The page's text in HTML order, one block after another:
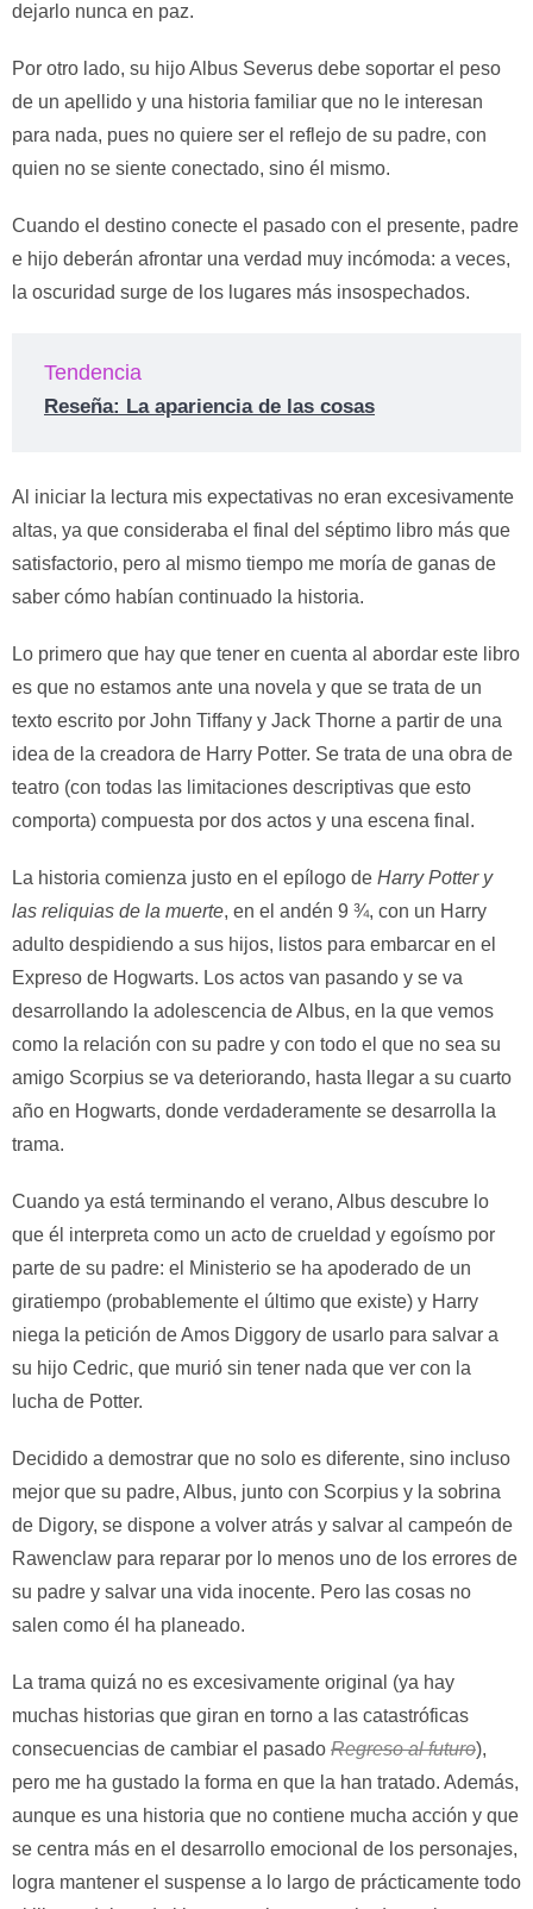
dejarlo nunca en paz.
Por otro lado, su hijo Albus Severus debe soportar el peso
de un apellido y una historia familiar que no le interesan
para nada, pues no quiere ser el reflejo de su padre, con
quien no se siente conectado, sino él mismo.
Cuando el destino conecte el pasado con el presente, padre
e hijo deberán afrontar una verdad muy incómoda: a veces,
la oscuridad surge de los lugares más insospechados.
Tendencia
Reseña: La apariencia de las cosas
Al iniciar la lectura mis expectativas no eran excesivamente
altas, ya que consideraba el final del séptimo libro más que
satisfactorio, pero al mismo tiempo me moría de ganas de
saber cómo habían continuado la historia.
Lo primero que hay que tener en cuenta al abordar este libro
es que no estamos ante una novela y que se trata de un
texto escrito por John Tiffany y Jack Thorne a partir de una
idea de la creadora de Harry Potter. Se trata de una obra de
teatro (con todas las limitaciones descriptivas que esto
comporta) compuesta por dos actos y una escena final.
La historia comienza justo en el epílogo de Harry Potter y
las reliquias de la muerte, en el andén 9 ¾, con un Harry
adulto despidiendo a sus hijos, listos para embarcar en el
Expreso de Hogwarts. Los actos van pasando y se va
desarrollando la adolescencia de Albus, en la que vemos
como la relación con su padre y con todo el que no sea su
amigo Scorpius se va deteriorando, hasta llegar a su cuarto
año en Hogwarts, donde verdaderamente se desarrolla la
trama.
Cuando ya está terminando el verano, Albus descubre lo
que él interpreta como un acto de crueldad y egoísmo por
parte de su padre: el Ministerio se ha apoderado de un
giratiempo (probablemente el último que existe) y Harry
niega la petición de Amos Diggory de usarlo para salvar a
su hijo Cedric, que murió sin tener nada que ver con la
lucha de Potter.
Decidido a demostrar que no solo es diferente, sino incluso
mejor que su padre, Albus, junto con Scorpius y la sobrina
de Digory, se dispone a volver atrás y salvar al campeón de
Rawenclaw para reparar por lo menos uno de los errores de
su padre y salvar una vida inocente. Pero las cosas no
salen como él ha planeado.
La trama quizá no es excesivamente original (ya hay
muchas historias que giran en torno a las catastróficas
consecuencias de cambiar el pasado Regreso al futuro),
pero me ha gustado la forma en que la han tratado. Además,
aunque es una historia que no contiene mucha acción y que
se centra más en el desarrollo emocional de los personajes,
logra mantener el suspense a lo largo de prácticamente todo